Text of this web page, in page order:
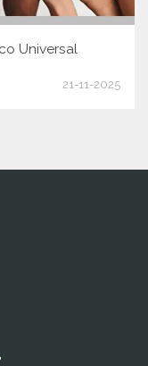
Universal
21-11-2025